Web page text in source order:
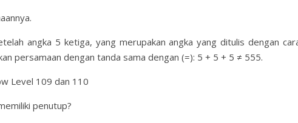
angka 5 ketiga, yang merupakan angka yang ditulis dengan
persamaan dengan tanda sama dengan (=): 5 + 5 + 5 ≠ 555.
Level 109 dan 110
penutup?